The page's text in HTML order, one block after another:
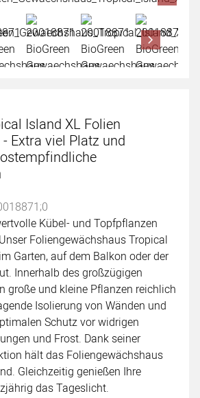
Island XL Folien
Extra viel Platz und
abgegeben
Kübel- und Topfpflanzen
Foliengewächshaus Tropical
Garten, auf dem Balkon oder der
Innerhalb des großzügigen
große und kleine Pflanzen reichlich
Isolierung von Wänden und
Schutz vor widrigen
und Frost. Dank seiner
hält das Foliengewächshaus
Gleichzeitig genießen Ihre
das Tageslicht.